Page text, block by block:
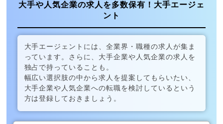
大手や人気企業の求人を多数保有！大手エージェ
ント
大手エージェントには、全業界・職種の求人が集ま
っています。さらに、大手企業や人気企業の求人を
独占で持っていることも。
幅広い選択肢の中から求人を提案してもらいたい、
大手企業や人気企業への転職を検討しているという
方は登録しておきましょう。